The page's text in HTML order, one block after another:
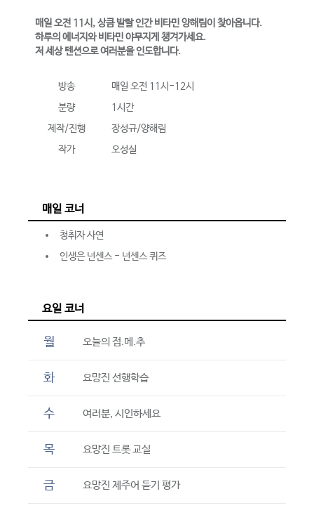
매일 오전 11시, 상큼 발랄 인간 비타민 양해림이 찾아옵니다.
하루의 에너지와 비타민 야무지게 챙겨가세요.
저 세상 텐션으로 여러분을 인도합니다.
방송
매일 오전 11시-12시
분량
1시간
제작/진행
장성규/양해림
작가
오성실
매일 코너
청취자 사연
인생은 넌센스 - 넌센스 퀴즈
요일 코너
월 오늘의 점.메.추
화 요망진 선행학습
수 여러분, 시인하세요
목 요망진 트롯 교실
금 요망진 제주어 듣기 평가